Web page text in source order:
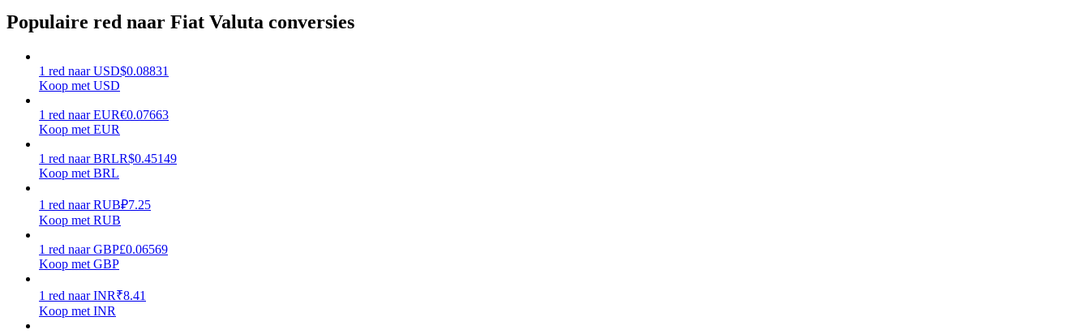
Leer hoe u winstgevend kunt blijven
Verdienen
Populaire red naar Fiat Valuta conversies
1 red naar USD$0.08831
Koop met USD
1 red naar EUR€0.07663
Koop met EUR
1 red naar BRLR$0.45149
Koop met BRL
1 red naar RUB₽7.25
Koop met RUB
1 red naar GBP£0.06569
Koop met GBP
1 red naar INR₹8.41
Koop met INR